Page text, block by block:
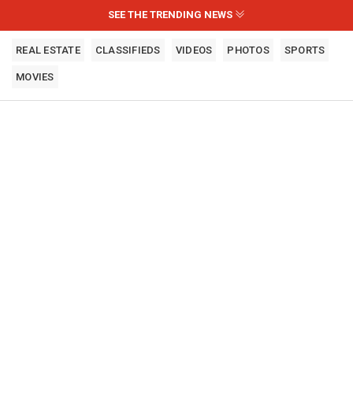
SEE THE TRENDING NEWS
REAL ESTATE CLASSIFIEDS VIDEOS PHOTOS SPORTS
MOVIES